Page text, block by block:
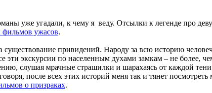
уже угадали, к чему я веду. Отсылки к легенде про
ужасов.
привидений. Народу за всю историю
эти экскурсии по населенным духами замкам – не более,
слушая мрачные страшилки и шарахаясь от каждой
после всех этих историй меня так и тянет
о призраках.